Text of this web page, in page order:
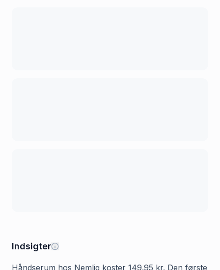
Indsigter
Håndserum hos Nemlig koster 149.95 kr. Den første